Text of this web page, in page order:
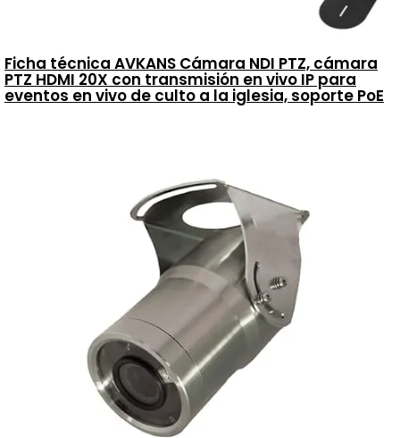
Ficha técnica AVKANS Cámara NDI PTZ, cámara
PTZ HDMI 20X con transmisión en vivo IP para
eventos en vivo de culto a la iglesia, soporte PoE